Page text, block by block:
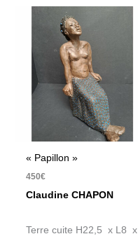
« Papillon »
450€
Claudine CHAPON
Terre cuite H22,5 x L8 x